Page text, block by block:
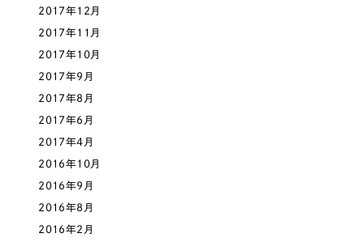
2017年12月
2017年11月
2017年10月
2017年9月
2017年8月
2017年6月
2017年4月
2016年10月
2016年9月
2016年8月
2016年2月